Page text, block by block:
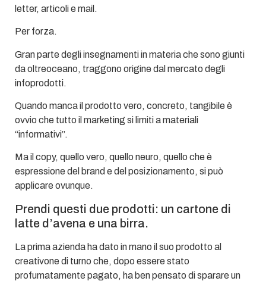
letter, articoli e mail.
Per forza.
Gran parte degli insegnamenti in materia che sono giunti
da oltreoceano, traggono origine dal mercato degli
infoprodotti.
Quando manca il prodotto vero, concreto, tangibile è
ovvio che tutto il marketing si limiti a materiali
“informativi”.
Ma il copy, quello vero, quello neuro, quello che è
espressione del brand e del posizionamento, si può
applicare ovunque.
Prendi questi due prodotti: un cartone di
latte d’avena e una birra.
La prima azienda ha dato in mano il suo prodotto al
creativone di turno che, dopo essere stato
profumatamente pagato, ha ben pensato di sparare un